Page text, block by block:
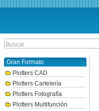
Gran Formato
Plotters CAD
Plotters Cartelería
Plotters Fotografía
Plotters Multifunción